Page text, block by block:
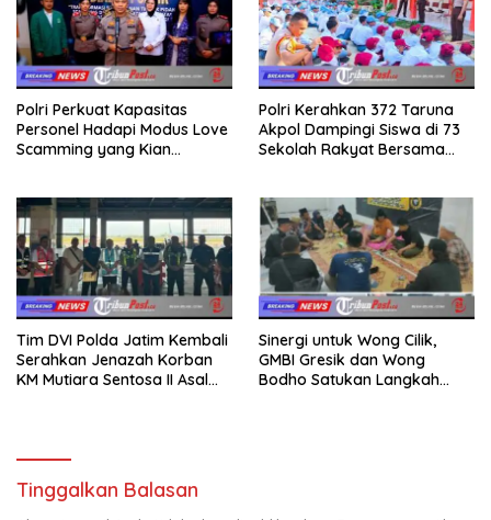
Polri Perkuat Kapasitas
Personel Hadapi Modus Love
Scamming yang Kian
Polri Kerahkan 372 Taruna
Akpol Dampingi Siswa di 73
Sekolah Rakyat Bersama
Tim DVI Polda Jatim Kembali
Serahkan Jenazah Korban
KM Mutiara Sentosa II Asal
Sinergi untuk Wong Cilik,
GMBI Gresik dan Wong
Bodho Satukan Langkah
Tinggalkan Balasan